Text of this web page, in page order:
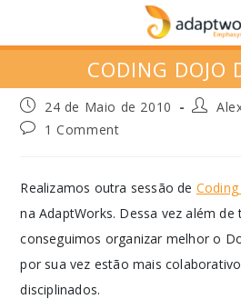
CODING DOJO
24 de Maio de 2010
1 Comment
Realizamos outra sessão de
na AdaptWorks. Dessa vez além
conseguimos organizar melhor o
por sua vez estão mais
disciplinados.